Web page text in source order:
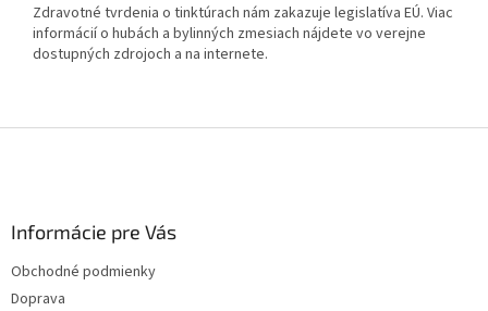
Zdravotné tvrdenia o tinktúrach nám zakazuje legislatíva EÚ. Viac
informácií o hubách a bylinných zmesiach nájdete vo verejne
dostupných zdrojoch a na internete.
Informácie pre Vás
Obchodné podmienky
Doprava